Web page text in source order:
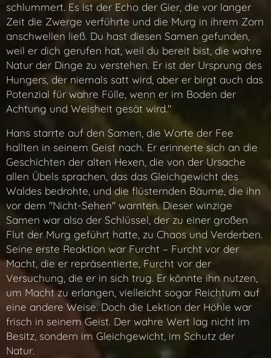
schlummert. Es ist der Echo der Gier, die vor langer
Zeit die Zwerge verführte und die Murg in ihrem Zorn
anschwellen ließ. Du hast diesen Samen gefunden,
weil er dich gerufen hat, weil du bereit bist, die wahre
Natur der Dinge zu verstehen. Er ist der Ursprung des
Hungers, der niemals satt wird, aber er birgt auch das
Potenzial für wahre Fülle, wenn er im Boden der
Achtung und Weisheit gesät wird."
Hans starrte auf den Samen, die Worte der Fee
hallten in seinem Geist nach. Er erinnerte sich an die
Geschichten der alten Hexen, die von der Ursache
allen Übels sprachen, das das Gleichgewicht des
Waldes bedrohte, und die flüsternden Bäume, die ihn
vor dem "Nicht-Sehen" warnten. Dieser winzige
Samen war also der Schlüssel, der zu einer großen
Flut der Murg geführt hatte, zu Chaos und Verderben.
Seine erste Reaktion war Furcht – Furcht vor der
Macht, die er repräsentierte, Furcht vor der
Versuchung, die er in sich trug. Er könnte ihn nutzen,
um Macht zu erlangen, vielleicht sogar Reichtum auf
eine andere Weise. Doch die Lektion der Höhle war
frisch in seinem Geist. Der wahre Wert lag nicht im
Besitz, sondern im Gleichgewicht, im Schutz der
Natur.